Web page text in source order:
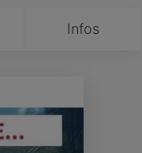
Infos